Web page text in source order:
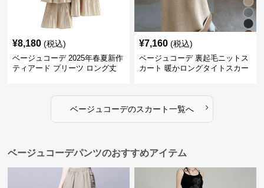
¥8,180 (税込)
ベージュコーデ 2025年春夏新作
ティアード プリーツ ロング丈
¥7,160 (税込)
ベージュコーデ 裏起毛ニットス
カート 暖かロングタイトスカー
ベージュコーデのスカート一覧へ ›
ベージュコーデパンツのおすすめアイテム